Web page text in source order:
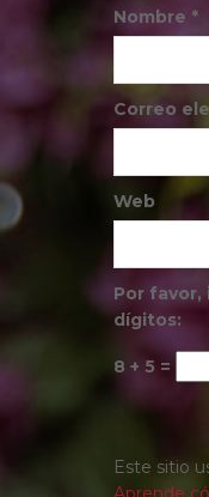
Nombre *
Correo
Web
Por
dígitos:
8 + 5 =
Este sitio